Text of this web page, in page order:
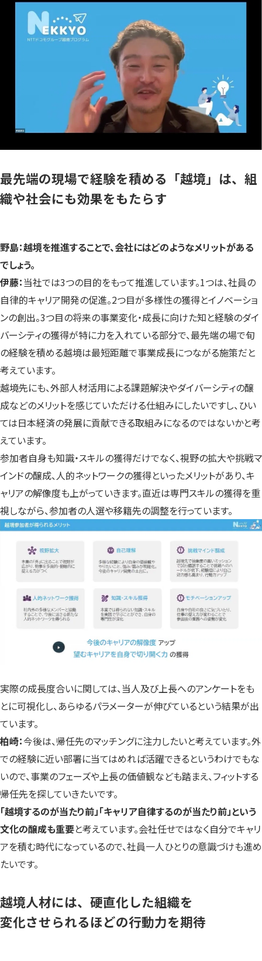
最先端の現場で経験を積める「越境」は、組
織や社会にも効果をもたらす
野島：越境を推進することで、会社にはどのようなメリットがある
でしょう。
伊藤：当社では3つの目的をもって推進しています。1つは、社員の
自律的キャリア開発の促進。2つ目が多様性の獲得とイノベーショ
ンの創出。3つ目の将来の事業変化・成長に向けた知と経験のダイ
バーシティの獲得が特に力を入れている部分で、最先端の場で旬
の経験を積める越境は最短距離で事業成長につながる施策だと
考えています。
越境先にも、外部人材活用による課題解決やダイバーシティの醸
成などのメリットを感じていただける仕組みにしたいですし、ひい
ては日本経済の発展に貢献できる取組みになるのではないかと考
えています。
参加者自身も知識・スキルの獲得だけでなく、視野の拡大や挑戦マ
インドの醸成、人的ネットワークの獲得といったメリットがあり、キ
ャリアの解像度も上がっていきます。直近は専門スキルの獲得を重
視しながら、参加者の人選や移籍先の調整を行っています。
実際の成長度合いに関しては、当人及び上長へのアンケートをも
とに可視化し、あらゆるパラメーターが伸びているという結果が出
ています。
柏崎：今後は、帰任先のマッチングに注力したいと考えています。外
での経験に近い部署に当てはめれば活躍できるというわけでもな
いので、事業のフェーズや上長の価値観なども踏まえ、フィットする
帰任先を探していきたいです。
「越境するのが当たり前」「キャリア自律するのが当たり前」という
文化の醸成も重要と考えています。会社任せではなく自分でキャリ
アを積む時代になっているので、社員一人ひとりの意識づけも進め
たいです。
越境人材には、硬直化した組織を
変化させられるほどの行動力を期待